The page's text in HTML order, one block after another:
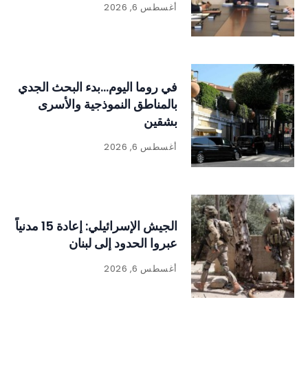
أغسطس 6, 2026
في روما اليوم…بدء البحث الجدي
بالمناطق النموذجية والأسرى
بشقين
أغسطس 6, 2026
الجيش الإسرائيلي: إعادة 15 مدنياً
عبروا الحدود إلى لبنان
أغسطس 6, 2026